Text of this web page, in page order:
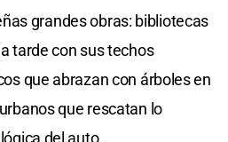
grandes obras: bibliotecas
tarde con sus techos
que abrazan con árboles en
que rescatan lo
del auto.